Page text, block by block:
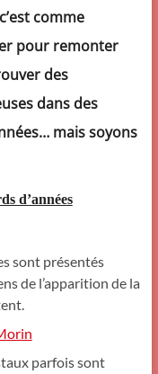
comme
pour remonter
des
dans des
mais soyons
d’années
sont présentés
de l’apparition de la
parfois sont